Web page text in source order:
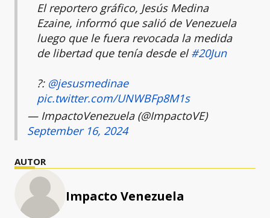
El reportero gráfico, Jesús Medina
Ezaine, informó que salió de Venezuela
luego que le fuera revocada la medida
de libertad que tenía desde el#20Jun
?: @jesusmedinae
pic.twitter.com/UNWBFp8M1s
— ImpactoVenezuela (@ImpactoVE)
September 16, 2024
AUTOR
Impacto Venezuela